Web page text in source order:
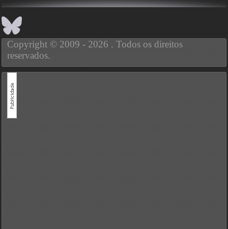
Copyright © 2009 - 2026 . Todos os direitos
reservados.